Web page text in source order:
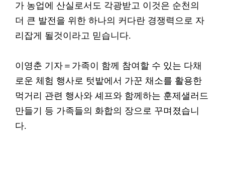
가 농업에 산실로서도 각광받고 이것은 순천의
더 큰 발전을 위한 하나의 커다란 경쟁력으로 자
리잡게 될것이라고 믿습니다.
이영춘 기자＝가족이 함께 참여할 수 있는 다채
로운 체험 행사로 텃밭에서 가꾼 채소를 활용한
먹거리 관련 행사와 셰프와 함께하는 훈제샐러드
만들기 등 가족들의 화합의 장으로 꾸며졌습니
다.